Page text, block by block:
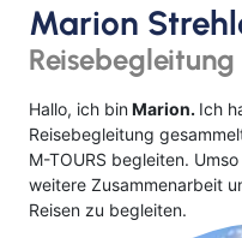
Aktivreisen
Gruppenreisen
Klassische Konzerte
Europa
Inseln im Mittelmeer
Italien
Flusskreuzfahrten
Europa-
Flusskreuzfahrt mit
Haustürabholung
Marion
Reisebegleitung
Hallo, ich binMarion. Ich
Reisebegleitung
M-TOURS begleiten.
weitere Zusammenarbeit
Reisen zu begleiten.